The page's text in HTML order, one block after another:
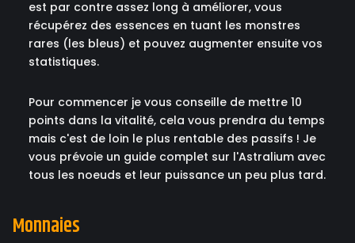
est par contre assez long à améliorer, vous
récupérez des essences en tuant les monstres
rares (les bleus) et pouvez augmenter ensuite vos
statistiques.
Pour commencer je vous conseille de mettre 10
points dans la vitalité, cela vous prendra du temps
mais c'est de loin le plus rentable des passifs ! Je
vous prévoie un guide complet sur l'Astralium avec
tous les noeuds et leur puissance un peu plus tard.
Monnaies